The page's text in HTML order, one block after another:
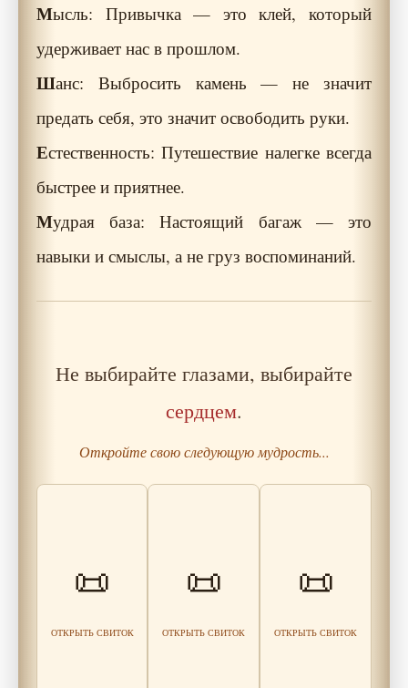
Мысль: Привычка — это клей, который
удерживает нас в прошлом.
Шанс: Выбросить камень — не значит
предать себя, это значит освободить руки.
Естественность: Путешествие налегке всегда
быстрее и приятнее.
Мудрая база: Настоящий багаж — это
навыки и смыслы, а не груз воспоминаний.
Не выбирайте глазами, выбирайте
сердцем.
Откройте свою следующую мудрость...
📜
ОТКРЫТЬ СВИТОК
выборе
мудрость
📜
ОТКРЫТЬ СВИТОК
голосе и двух
отражениях
мудрость
📜
ОТКРЫТЬ СВИТОК
работа и
начинается
Читать